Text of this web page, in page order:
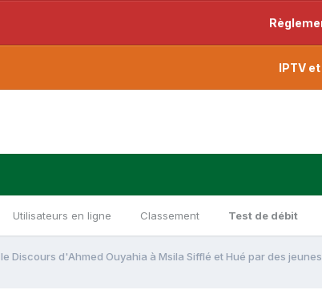
IPTV
Utilisateurs en ligne Classement Test de débit
le Discours d'Ahmed Ouyahia à Msila Sifflé et Hué par des